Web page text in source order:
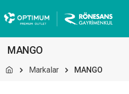
MANGO
Markalar MANGO